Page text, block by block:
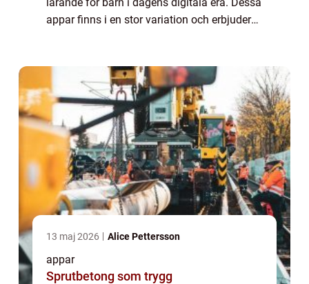
appar finns i en stor variation och erbjuder
13 maj 2026 Alice Pettersson
appar
Sprutbetong som trygg